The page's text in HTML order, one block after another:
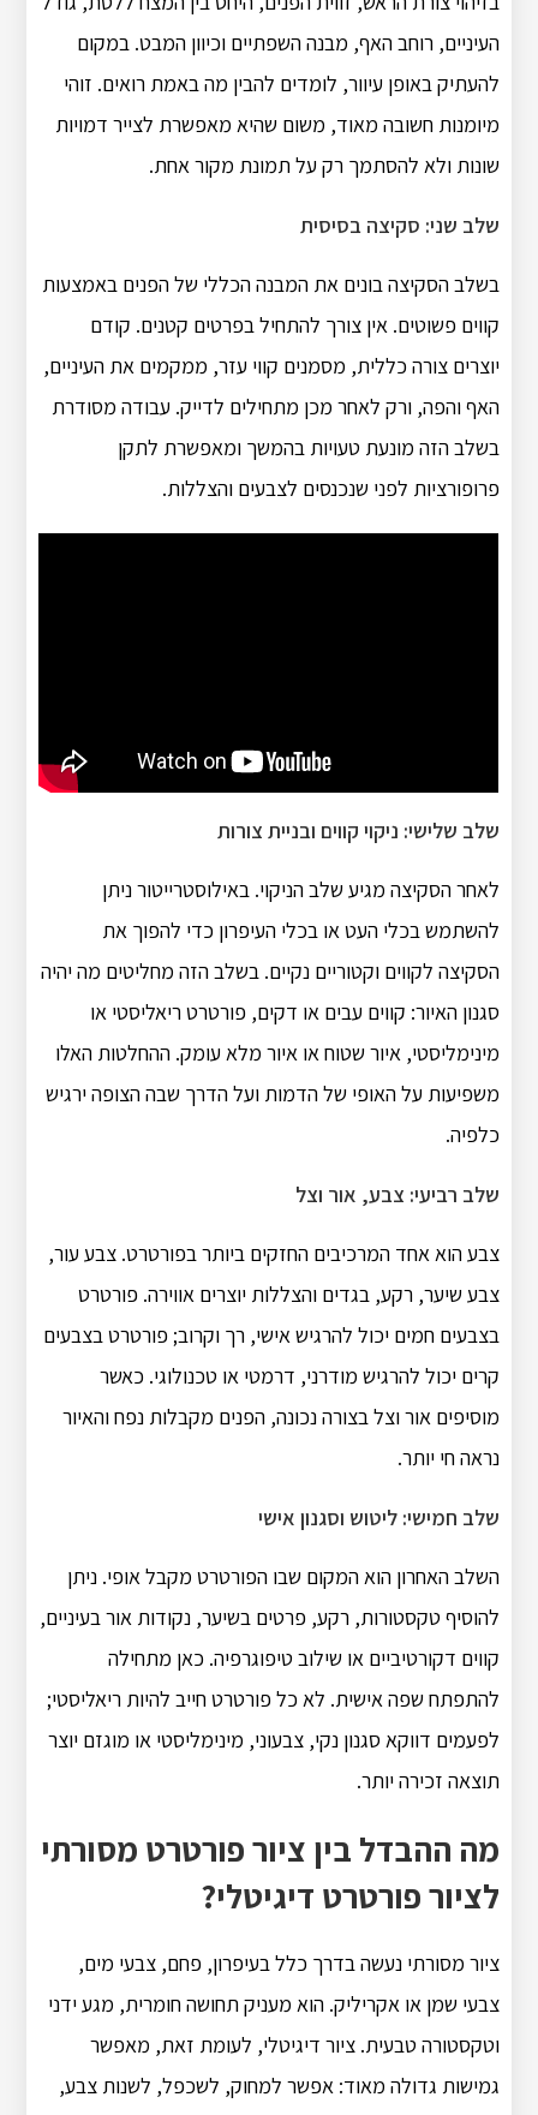
העיניים, רוחב האף, מבנה השפתיים וכיוון המבט. במקום
להעתיק באופן עיוור, לומדים להבין מה באמת רואים. זוהי
מיומנות חשובה מאוד, משום שהיא מאפשרת לצייר דמויות
שונות ולא להסתמך רק על תמונת מקור אחת.
שלב שני: סקיצה בסיסית
בשלב הסקיצה בונים את המבנה הכללי של הפנים באמצעות
קווים פשוטים. אין צורך להתחיל בפרטים קטנים. קודם
יוצרים צורה כללית, מסמנים קווי עזר, ממקמים את העיניים,
האף והפה, ורק לאחר מכן מתחילים לדייק. עבודה מסודרת
בשלב הזה מונעת טעויות בהמשך ומאפשרת לתקן
פרופורציות לפני שנכנסים לצבעים והצללות.
שלב שלישי: ניקוי קווים ובניית צורות
לאחר הסקיצה מגיע שלב הניקוי. באילוסטרייטור ניתן
להשתמש בכלי העט או בכלי העיפרון כדי להפוך את
הסקיצה לקווים וקטוריים נקיים. בשלב הזה מחליטים מה יהיה
סגנון האיור: קווים עבים או דקים, פורטרט ריאליסטי או
מינימליסטי, איור שטוח או איור מלא עומק. ההחלטות האלו
משפיעות על האופי של הדמות ועל הדרך שבה הצופה ירגיש
כלפיה.
שלב רביעי: צבע, אור וצל
צבע הוא אחד המרכיבים החזקים ביותר בפורטרט. צבע עור,
צבע שיער, רקע, בגדים והצללות יוצרים אווירה. פורטרט
בצבעים חמים יכול להרגיש אישי, רך וקרוב; פורטרט בצבעים
קרים יכול להרגיש מודרני, דרמטי או טכנולוגי. כאשר
מוסיפים אור וצל בצורה נכונה, הפנים מקבלות נפח והאיור
נראה חי יותר.
שלב חמישי: ליטוש וסגנון אישי
השלב האחרון הוא המקום שבו הפורטרט מקבל אופי. ניתן
להוסיף טקסטורות, רקע, פרטים בשיער, נקודות אור בעיניים,
קווים דקורטיביים או שילוב טיפוגרפיה. כאן מתחילה
להתפתח שפה אישית. לא כל פורטרט חייב להיות ריאליסטי;
לפעמים דווקא סגנון נקי, צבעוני, מינימליסטי או מוגזם יוצר
תוצאה זכירה יותר.
מה ההבדל בין ציור פורטרט מסורתי
לציור פורטרט דיגיטלי?
ציור מסורתי נעשה בדרך כלל בעיפרון, פחם, צבעי מים,
צבעי שמן או אקריליק. הוא מעניק תחושה חומרית, מגע ידני
וטקסטורה טבעית. ציור דיגיטלי, לעומת זאת, מאפשר
גמישות גדולה מאוד: אפשר למחוק, לשכפל, לשנות צבע,